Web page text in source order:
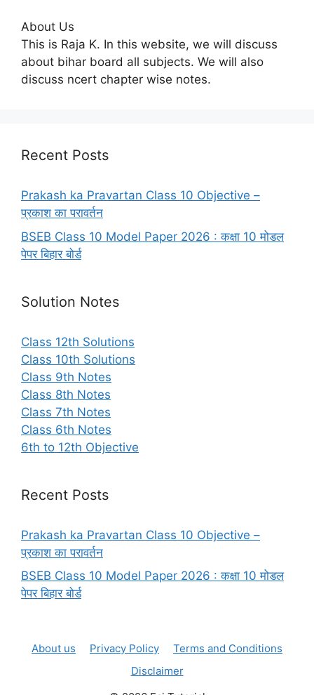
About Us
This is Raja K. In this website, we will discuss
about bihar board all subjects. We will also
discuss ncert chapter wise notes.
Recent Posts
Prakash ka Pravartan Class 10 Objective –
प्रकाश का परावर्तन
BSEB Class 10 Model Paper 2026 : कक्षा 10 मोडल
पेपर बिहार बोर्ड
Solution Notes
Class 12th Solutions
Class 10th Solutions
Class 9th Notes
Class 8th Notes
Class 7th Notes
Class 6th Notes
6th to 12th Objective
Recent Posts
Prakash ka Pravartan Class 10 Objective –
प्रकाश का परावर्तन
BSEB Class 10 Model Paper 2026 : कक्षा 10 मोडल
पेपर बिहार बोर्ड
About us Privacy Policy
Terms and Conditions
Disclaimer